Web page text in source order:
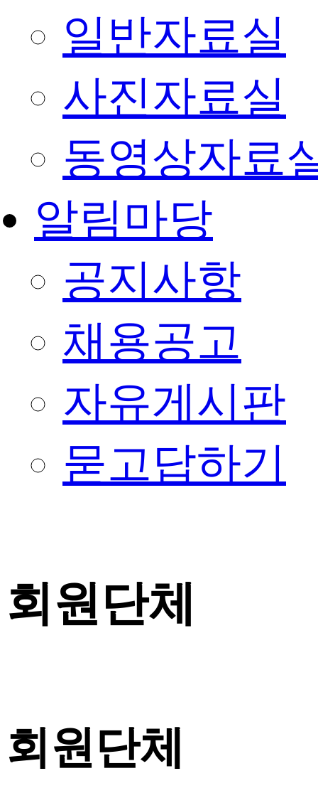
일반자료실
사진자료실
동영상자료
알림마당
공지사항
채용공고
자유게시판
묻고답하기
회원단체
회원단체